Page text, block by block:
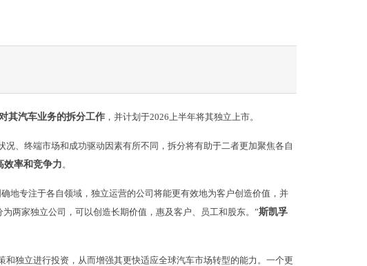
其汽车业务的拆分工作 ，并计划于2026上半年将其独立上市。
、终端市场和成功驱动因素有所不同，拆分将有助于二者更加聚焦各自
效率和竞争力。
地专注于各自领域，独立运营的公司将能更有效地为客户创造价值，并
两家独立公司，可以创造长期价值，惠及客户、员工和股东。”斯凯孚
独立进行投资，从而增强其更快适应全球汽车市场转型的能力。一个更